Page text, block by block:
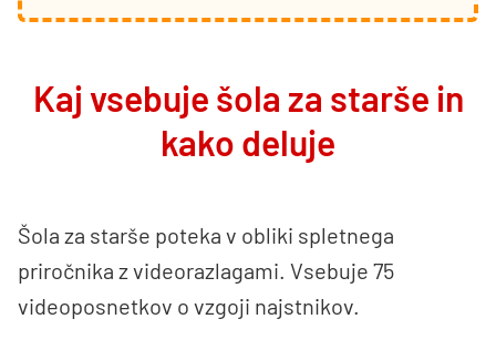
Kaj vsebuje šola za starše in
kako deluje
Šola za starše poteka v obliki spletnega
priročnika z videorazlagami. Vsebuje 75
videoposnetkov o vzgoji najstnikov.